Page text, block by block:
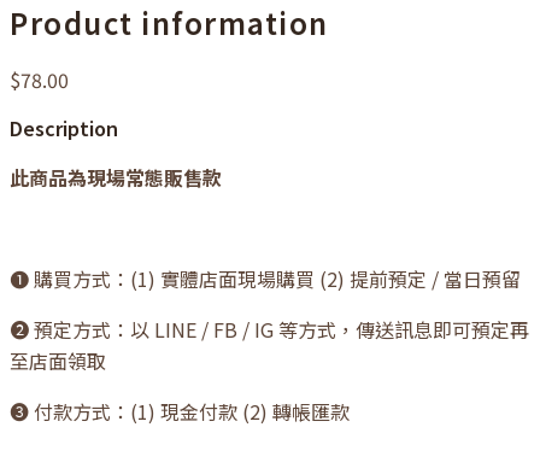
Product information
$78.00
Description
此商品為現場常態販售款
❶ 購買方式：(1) 實體店面現場購買 (2) 提前預定 / 當日預留
❷ 預定方式：以 LINE / FB / IG 等方式，傳送訊息即可預定再
至店面領取
❸ 付款方式：(1) 現金付款 (2) 轉帳匯款